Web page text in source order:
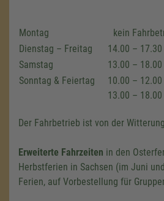
Montag
kein
Dienstag – Freitag
14.00 – 17.30
Samstag
13.00 – 18.00
Sonntag & Feiertag
10.00 – 12.00
13.00 – 18.00
Der Fahrbetrieb ist von der
Erweiterte Fahrzeiten in den
Herbstferien in Sachsen (im Juni
Ferien, auf Vorbestellung für